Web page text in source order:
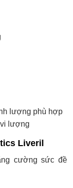
lượng phù hợp
lượng
Liveril
cường sức đề